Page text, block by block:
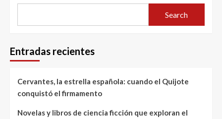
Search
Entradas recientes
Cervantes, la estrella española: cuando el Quijote
conquistó el firmamento
Novelas y libros de ciencia ficción que exploran el